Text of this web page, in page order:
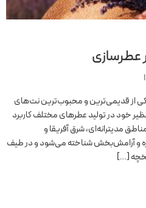
از قدیمی‌ترین و محبوب‌ترین نت‌های
خود در تولید عطرهای مختلف کاربرد
مدیترانه‌ای، شرق آفریقا و
و آرامش‌بخش شناخته می‌شود و در طیف
[…]